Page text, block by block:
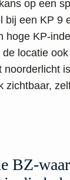
op een
bij een KP 9
hoge KP-
locatie
noorderlicht
zichtbaar,
BZ-